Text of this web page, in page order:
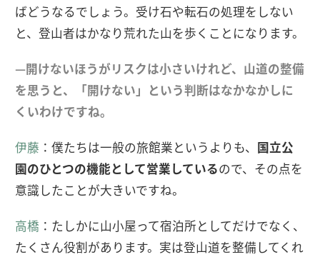
ばどうなるでしょう。受け石や転石の処理をしない
と、登山者はかなり荒れた山を歩くことになります。
—開けないほうがリスクは小さいけれど、山道の整備
を思うと、「開けない」という判断はなかなかしに
くいわけですね。
伊藤 ：僕たちは一般の旅館業というよりも、 国立公
園のひとつの機能として営業しているので、その点を
意識したことが大きいですね。
高橋 ：たしかに山小屋って宿泊所としてだけでなく、
たくさん役割があります。実は登山道を整備してくれ